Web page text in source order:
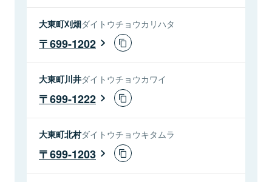
大東町刈畑ダイトウチョウカリハタ
699-1202
大東町川井ダイトウチョウカワイ
699-1222
大東町北村ダイトウチョウキタムラ
699-1203